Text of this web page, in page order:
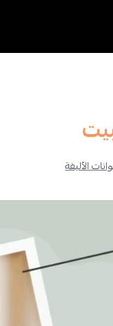
الأليفة